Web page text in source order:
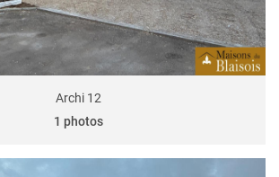
Archi 12
1 photos